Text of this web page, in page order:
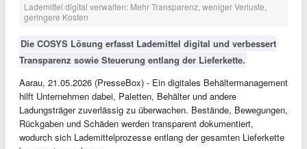
Lademittel digital verwalten: Mehr Transparenz, weniger Verluste,
geringere Kosten
Die COSYS Lösung erfasst Lademittel digital und verbessert
Transparenz sowie Steuerung entlang der Lieferkette.
Aarau, 21.05.2026 (PresseBox) - Ein digitales Behältermanagement
hilft Unternehmen dabei, Paletten, Behälter und andere
Ladungsträger zuverlässig zu überwachen. Bestände, Bewegungen,
Rückgaben und Schäden werden transparent dokumentiert,
wodurch sich Lademittelprozesse entlang der gesamten Lieferkette